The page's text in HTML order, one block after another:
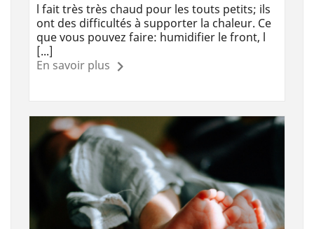
l fait très très chaud pour les touts petits; ils
ont des difficultés à supporter la chaleur. Ce
que vous pouvez faire: humidifier le front, l
[...]
En savoir plus